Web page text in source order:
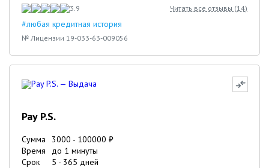
3.9 Читать все отзывы (14)
#любая кредитная история
№ Лицензии 19-033-63-009056
Pay P.S.
Сумма 3000 - 100000 ₽
Время
до 1 минуты
Срок
5 - 365 дней